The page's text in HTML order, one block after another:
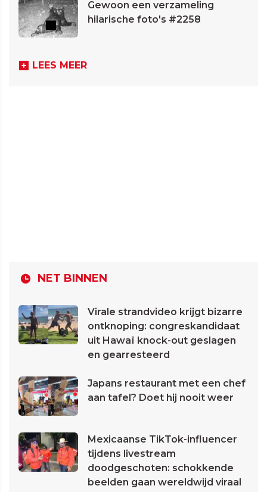
Gewoon een verzameling
hilarische foto's #2258
LEES MEER
NET BINNEN
Virale strandvideo krijgt bizarre
ontknoping: congreskandidaat
uit Hawaï knock-out geslagen
en gearresteerd
Japans restaurant met een chef
aan tafel? Doet hij nooit weer
Mexicaanse TikTok-influencer
tijdens livestream
doodgeschoten: schokkende
beelden gaan wereldwijd viraal